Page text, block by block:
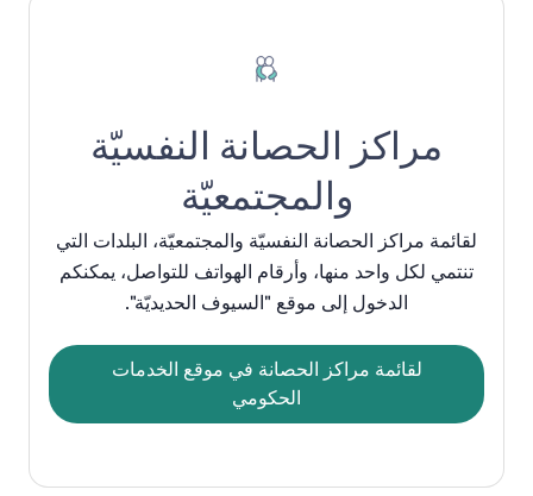
مراكز الحصانة النفسيّة
والمجتمعيّة
لقائمة مراكز الحصانة النفسيّة والمجتمعيّة، البلدات التي
تنتمي لكل واحد منها، وأرقام الهواتف للتواصل، يمكنكم
الدخول إلى موقع "السيوف الحديديّة".
لقائمة مراكز الحصانة في موقع الخدمات
الحكومي